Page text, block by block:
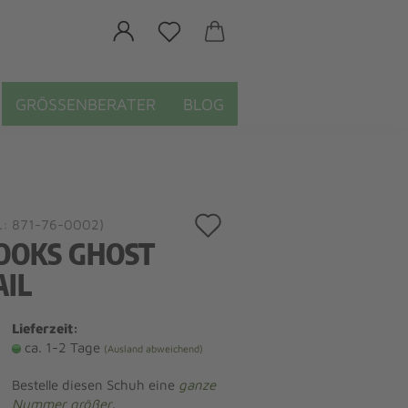
GRÖSSENBERATER BLOG
871-76-0002)
GHOST
Lieferzeit:
ca. 1-2 Tage (Ausland abweichend)
Bestelle diesen Schuh eine ganze
Nummer größer.